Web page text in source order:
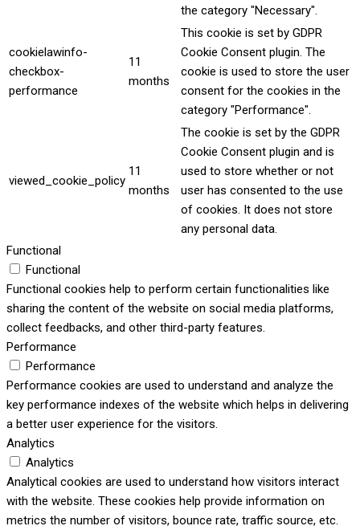
the category "Necessary".
cookielawinfo-
checkbox-
performance
11
months
This cookie is set by GDPR
Cookie Consent plugin. The
cookie is used to store the user
consent for the cookies in the
category "Performance".
viewed_cookie_policy
11
months
The cookie is set by the GDPR
Cookie Consent plugin and is
used to store whether or not
user has consented to the use
of cookies. It does not store
any personal data.
Functional
Functional
Functional cookies help to perform certain functionalities like
sharing the content of the website on social media platforms,
collect feedbacks, and other third-party features.
Performance
Performance
Performance cookies are used to understand and analyze the
key performance indexes of the website which helps in delivering
a better user experience for the visitors.
Analytics
Analytics
Analytical cookies are used to understand how visitors interact
with the website. These cookies help provide information on
metrics the number of visitors, bounce rate, traffic source, etc.